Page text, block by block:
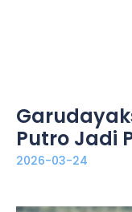
Putro Jadi
2026-03-24